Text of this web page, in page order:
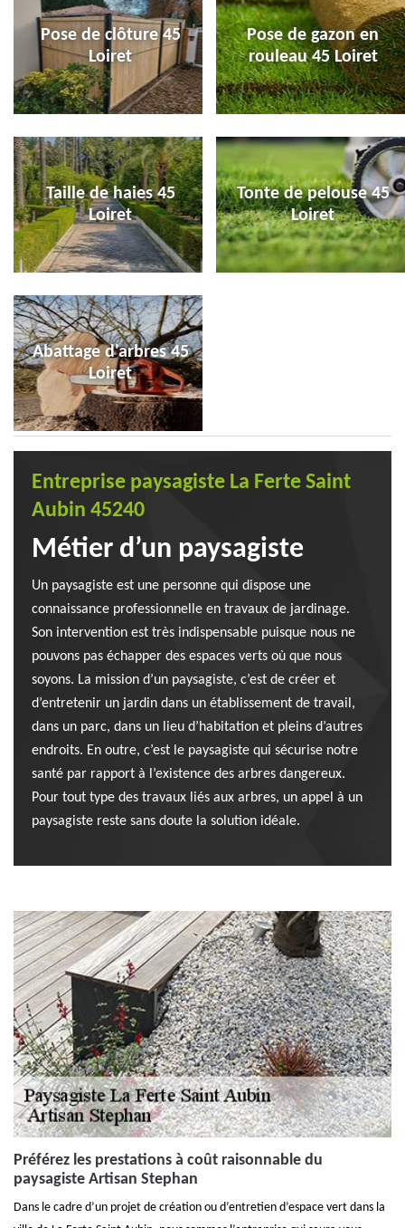
Pose de clôture 45
Loiret
Pose de gazon en
rouleau 45 Loiret
Taille de haies 45
Loiret
Tonte de pelouse 45
Loiret
Abattage d'arbres 45
Loiret
Entreprise paysagiste La Ferte Saint
Aubin 45240
Métier d’un paysagiste
Un paysagiste est une personne qui dispose une
connaissance professionnelle en travaux de jardinage.
Son intervention est très indispensable puisque nous ne
pouvons pas échapper des espaces verts où que nous
soyons. La mission d’un paysagiste, c’est de créer et
d’entretenir un jardin dans un établissement de travail,
dans un parc, dans un lieu d’habitation et pleins d’autres
endroits. En outre, c’est le paysagiste qui sécurise notre
santé par rapport à l’existence des arbres dangereux.
Pour tout type des travaux liés aux arbres, un appel à un
paysagiste reste sans doute la solution idéale.
Préférez les prestations à coût raisonnable du
paysagiste Artisan Stephan
Dans le cadre d’un projet de création ou d’entretien d’espace vert dans la